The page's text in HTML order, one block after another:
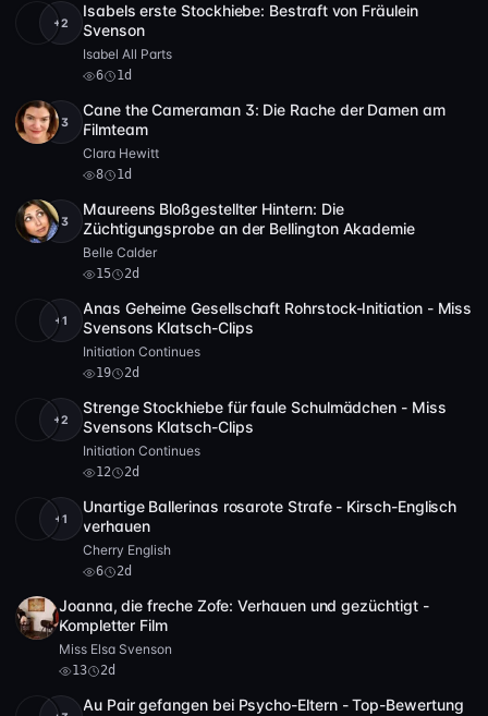
+2
Isabels erste Stockhiebe: Bestraft von Fräulein
Svenson
Isabel All Parts
6 1d
HD+3
Cane the Cameraman 3: Die Rache der Damen am
Filmteam
Clara Hewitt
8 1d
HD 15 27:25
+3
Maureens Bloßgestellter Hintern: Die
Züchtigungsprobe an der Bellington Akademie
Belle Calder
15 2d
Full HD
+1
Anas Geheime Gesellschaft Rohrstock-Initiation - Miss
Svensons Klatsch-Clips
Initiation Continues
19 2d
Full HD
+2
Strenge Stockhiebe für faule Schulmädchen - Miss
Svensons Klatsch-Clips
Initiation Continues
12 2d
+1
Unartige Ballerinas rosarote Strafe - Kirsch-Englisch
verhauen
Cherry English
6 2d
Full HD
Joanna, die freche Zofe: Verhauen und gezüchtigt -
Kompletter Film
Miss Elsa Svenson
13 2d
Au Pair gefangen bei Psycho-Eltern - Top-Bewertung